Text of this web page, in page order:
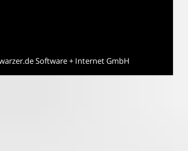
Software + Internet GmbH